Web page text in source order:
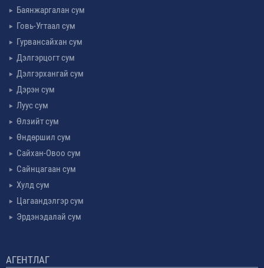
Баянжаргалан сум
Говь-Угтаал сум
Гурвансайхан сум
Дэлгэрцогт сум
Дэлгэрхангай сум
Дэрэн сум
Луус сум
Өлзийт сум
Өндөршил сум
Сайхан-Овоо сум
Сайнцагаан сум
Хулд сум
Цагаандэлгэр сум
Эрдэнэдалай сум
АГЕНТЛАГ